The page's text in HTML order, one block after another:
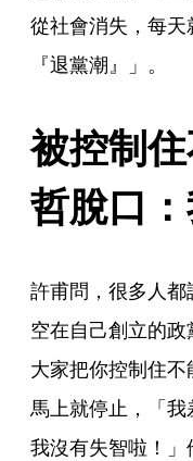
從社會消失，每
『退黨潮』」。
被控制
哲脫口
許甫問，很多人
空在自己創立的
大家把你控制住
馬上就停止，「
我沒有失智啦！